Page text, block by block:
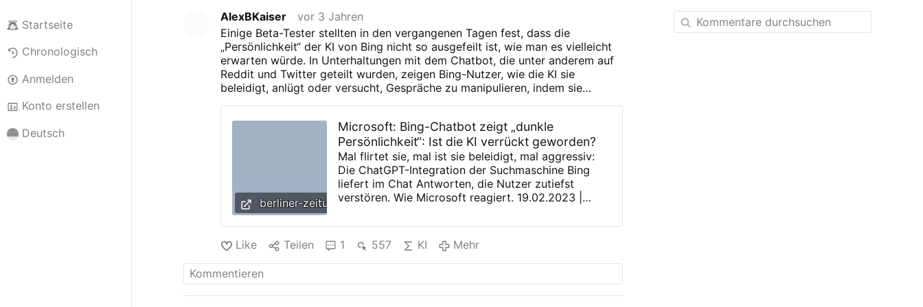
Startseite
Chronologisch
Anmelden
Konto erstellen
Deutsch
AlexBKaiser
vor 3 Jahren
Einige Beta-Tester stellten in den vergangenen Tagen fest, dass die
„Persönlichkeit“ der KI von Bing nicht so ausgefeilt ist, wie man es vielleicht
erwarten würde. In Unterhaltungen mit dem Chatbot, die unter anderem auf
Reddit und Twitter geteilt wurden, zeigen Bing-Nutzer, wie die KI sie
beleidigt, anlügt oder versucht, Gespräche zu manipulieren, indem sie
berliner-zeitung.de
Microsoft: Bing-Chatbot zeigt „dunkle
Persönlichkeit“: Ist die KI verrückt geworden?
Mal flirtet sie, mal ist sie beleidigt, mal aggressiv:
Die ChatGPT-Integration der Suchmaschine Bing
liefert im Chat Antworten, die Nutzer zutiefst
verstören. Wie Microsoft reagiert. 19.02.2023 |
Microsoft Corporate Vice President of Search,
spricht über die Integration der Suchmaschine Bing
und des Edge-Browsers mit OpenAI.Stephen
Brashear/dpa Erste Nutzer können seit Anfang
ChatGPT-Integration testen. Die mit künstlicher
Like Teilen 1 557 KI Mehr